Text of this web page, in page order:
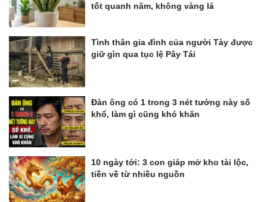
tốt quanh năm, không vàng lá
Tình thân gia đình của người Tày được
giữ gìn qua tục lệ Pây Tái
Đàn ông có 1 trong 3 nét tướng này số
khổ, làm gì cũng khó khăn
10 ngày tới: 3 con giáp mở kho tài lộc,
tiền về từ nhiều nguồn